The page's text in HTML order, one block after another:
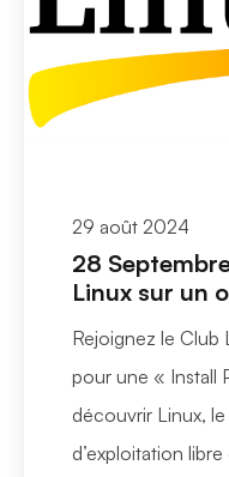
29 août 2024
28
Linux sur un
Rejoignez le Club
pour une « Install
découvrir Linux,
d’exploitation